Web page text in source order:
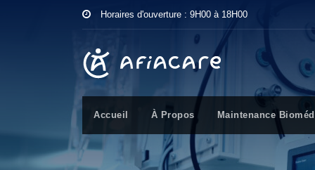
Horaires d'ouverture : 9H00 à 18H00
Accueil À Propos Maintenance